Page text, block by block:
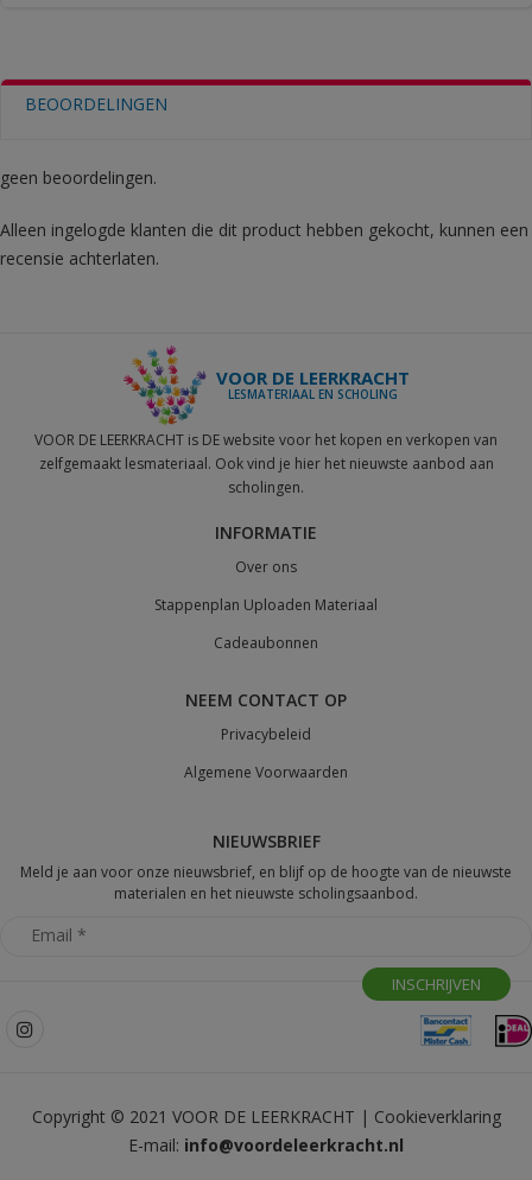
BEOORDELINGEN
geen beoordelingen.
Alleen ingelogde klanten die dit product hebben gekocht, kunnen een
recensie achterlaten.
VOOR DE LEERKRACHT
LESMATERIAAL EN SCHOLING
VOOR DE LEERKRACHT is DE website voor het kopen en verkopen van
zelfgemaakt lesmateriaal. Ook vind je hier het nieuwste aanbod aan
scholingen.
INFORMATIE
Over ons
Stappenplan Uploaden Materiaal
Cadeaubonnen
NEEM CONTACT OP
Privacybeleid
Algemene Voorwaarden
NIEUWSBRIEF
Meld je aan voor onze nieuwsbrief, en blijf op de hoogte van de nieuwste
materialen en het nieuwste scholingsaanbod.
Copyright © 2021 VOOR DE LEERKRACHT | Cookieverklaring
E-mail: info@voordeleerkracht.nl